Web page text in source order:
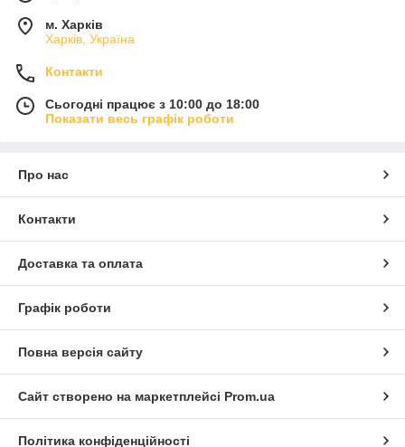
м. Харків
Харків, Україна
Контакти
Сьогодні працює з 10:00 до 18:00
Показати весь графік роботи
Про нас
Контакти
Доставка та оплата
Графік роботи
Повна версія сайту
Сайт створено на маркетплейсі Prom.ua
Політика конфіденційності